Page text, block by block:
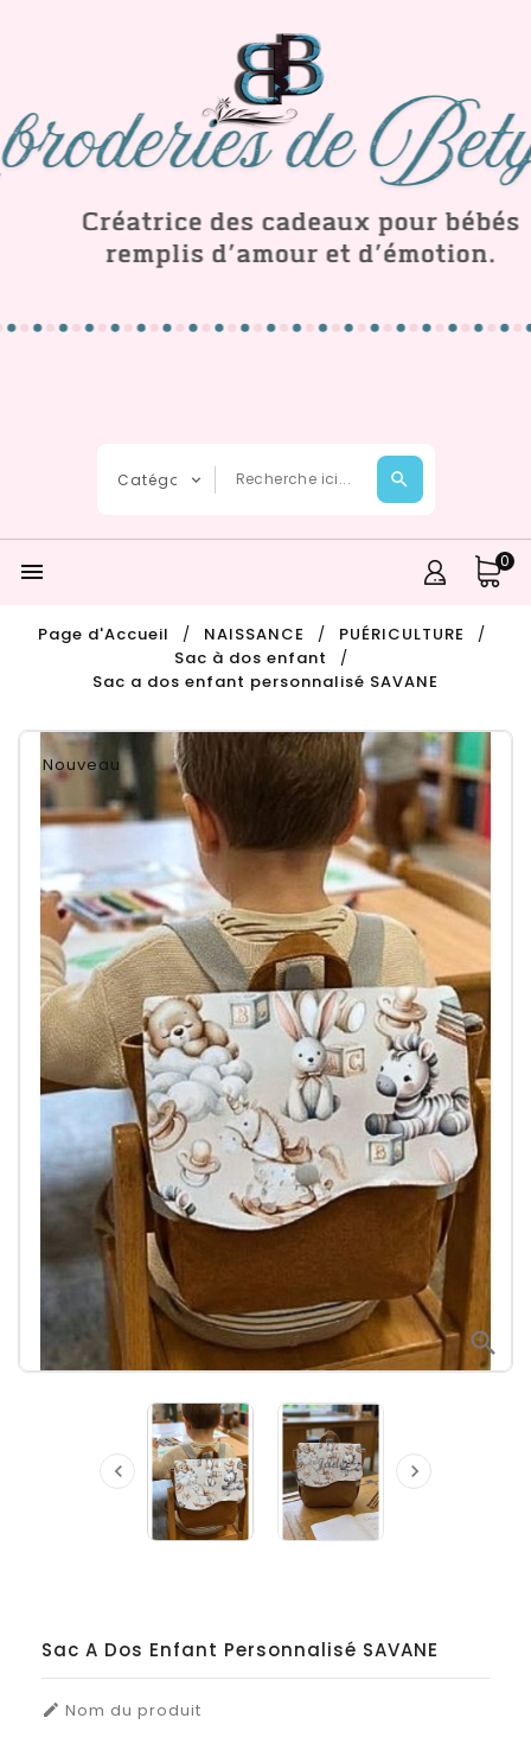
 0
Page d'Accueil NAISSANCE
PUÉRICULTURE
Sac à dos enfant
Sac a dos enfant personnalisé SAVANE
Nouveau

 
Sac A Dos Enfant Personnalisé SAVANE
 Nom du produit